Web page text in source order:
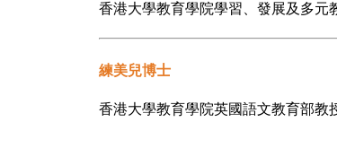
香港大學教育學院學習、發展及多元
練美兒博士
香港大學教育學院英國語文教育部教